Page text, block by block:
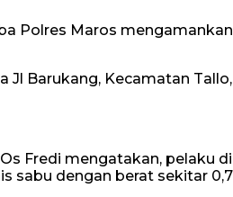
Polres Maros
Jl Barukang, Kecamatan
Fredi mengatakan, pelaku
sabu dengan berat sekitar